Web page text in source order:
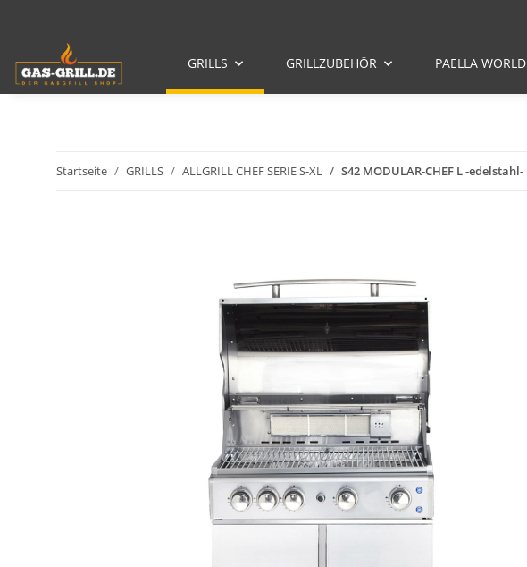
GRILLS GRILLZUBEHÖR PAELLA WORLD
Startseite GRILLS ALLGRILL CHEF SERIE S-XL S42 MODULAR-CHEF L -edelstahl-